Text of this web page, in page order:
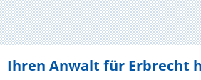
Ihren Anwalt für Erbrecht